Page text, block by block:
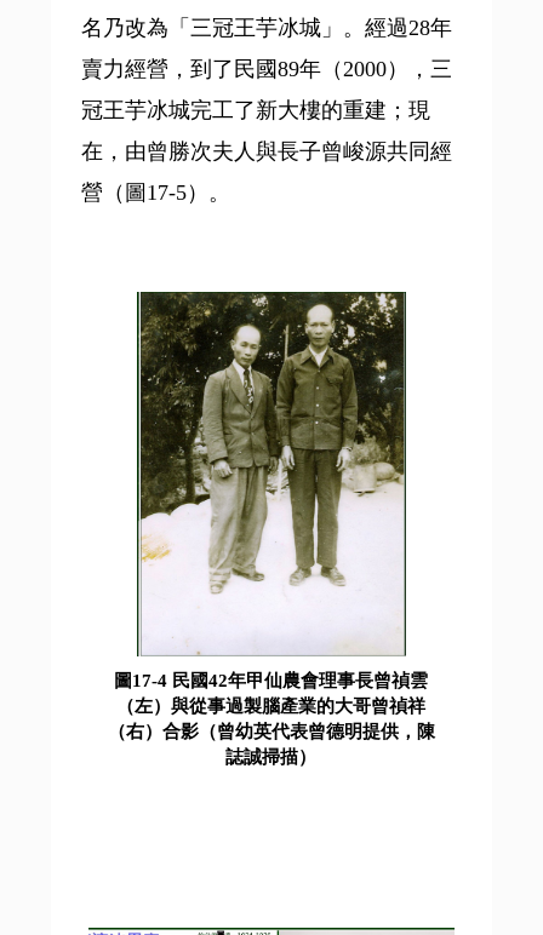
名乃改為「三冠王芋冰城」。經過28年
賣力經營，到了民國89年（2000），三
冠王芋冰城完工了新大樓的重建；現
在，由曾勝次夫人與長子曾峻源共同經
營（圖17-5）。
圖17-4 民國42年甲仙農會理事長曾禎雲
（左）與從事過製腦產業的大哥曾禎祥
（右）合影（曾幼英代表曾德明提供，陳
誌誠掃描）